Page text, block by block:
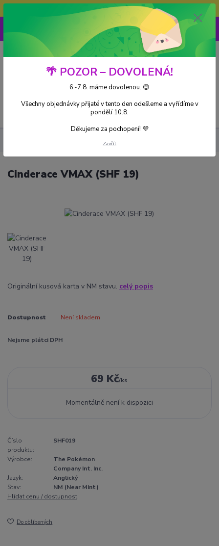
Doprava ZDARMA při nákupu nad 3000Kč
Menu
0 Kč
Cinderace VMAX (SHF 19)
Cinderace VMAX (SHF 19)
Originální kusová karta v NM stavu. celý popis
Dostupnost Není skladem
Nejsme plátci DPH
69 Kč/ks
Momentálně není k dispozici
Číslo
produktu:
SHF019
Výrobce:
The Pokémon
Company Int. Inc.
Jazyk:
Anglický
Stav:
NM (Near Mint)
Hlídat cenu / dostupnost
Do oblíbených
🌴 POZOR – DOVOLENÁ!
6.-7.8. máme dovolenou. 😊
Všechny objednávky přijaté v tento den odešleme a vyřídíme v
pondělí 10.8.
Děkujeme za pochopení! 💜
Zavřít